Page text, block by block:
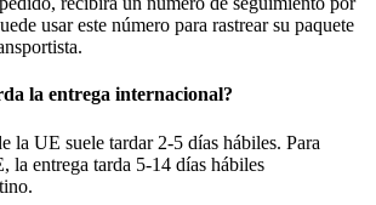
usar este número para rastrear su paquete
la entrega internacional?
la UE suele tardar 2-5 días hábiles. Para
la entrega tarda 5-14 días hábiles